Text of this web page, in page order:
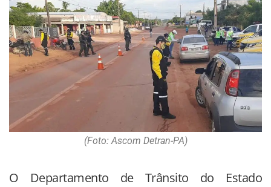
(Foto: Ascom Detran-PA)
O Departamento de Trânsito do Estado